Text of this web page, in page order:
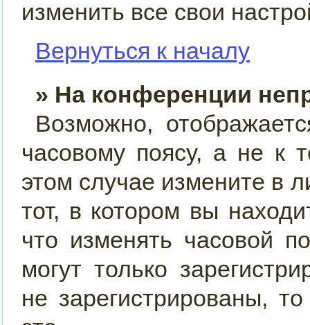
изменить все свои
Вернуться к началу
» На конференции
Возможно,
часовому поясу, а не к
этом случае измените в
тот, в котором вы
что изменять часовой
могут только
не зарегистрированы,